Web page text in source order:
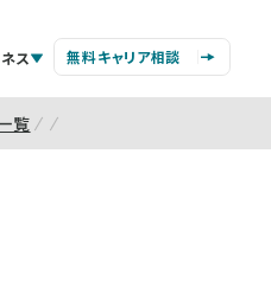
ス 無料キャリア相談
覧